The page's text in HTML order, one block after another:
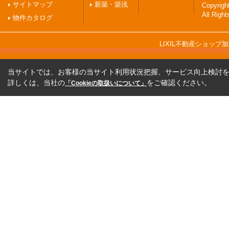
サイトマップ
物件カタログ
新築・築浅
All
LIXIL不動産ショップ
当サイトでは、お客様の当サイト利用状況把握、サービス向上検討
詳しくは、当社の 「Cookieの取扱いについて」 をご確認ください。